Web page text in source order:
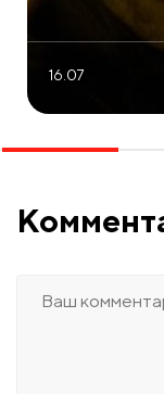
16.07